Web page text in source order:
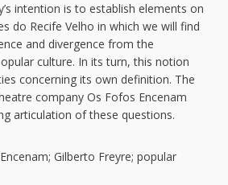
intention is to establish elements on
do Recife Velho in which we will find
and divergence from the
culture. In its turn, this notion
concerning its own definition. The
company Os Fofos Encenam
articulation of these questions.
Gilberto Freyre; popular